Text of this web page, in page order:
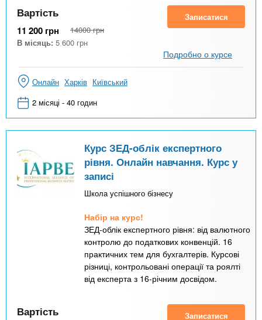
Вартість
11 200 грн 14000 грн
В місяць: 5 600 грн
Записатися
Подробно о курсе
Онлайн Харків Київський
2 місяці - 40 годин
Курс ЗЕД-облік експертного
рівня. Онлайн навчання. Курс у
записі
Школа успішного бізнесу
Набір на курс!
ЗЕД-облік експертного рівня: від валютного
контролю до податкових конвенцій. 16
практичних тем для бухгалтерів. Курсові
різниці, контрольовані операції та роялті
від експерта з 16-річним досвідом.
Вартість Записатися